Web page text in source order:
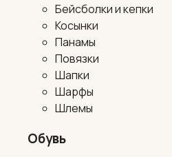
Бейсболки и кепки
Косынки
Панамы
Повязки
Шапки
Шарфы
Шлемы
Обувь